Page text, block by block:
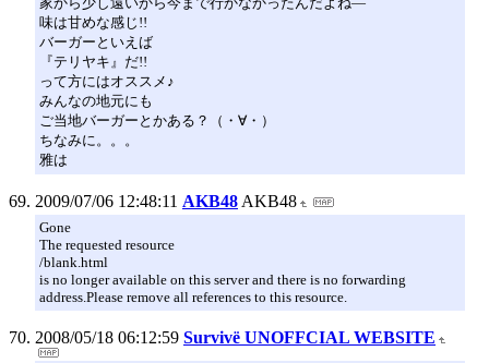
味は甘めな感じ!!
バーガーといえば
『テリヤキ』だ!!
って方にはオススメ♪
みんなの地元にも
ご当地バーガーとかある？（・∀・）
ちなみに。。。
雅は
2009/07/06 12:48:11 AKB48 AKB48
Gone
The requested resource
/blank.html
is no longer available on this server and there is no forwarding
address.Please remove all references to this resource.
2008/05/18 06:12:59 Survivё UNOFFCIAL WEBSITE